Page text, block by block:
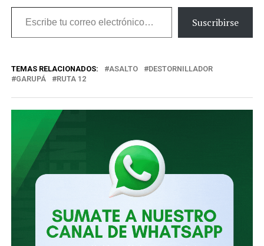
Escribe
tu
electrónico…
Suscribirse
TEMAS RELACIONADOS: ASALTO
DESTORNILLADOR
GARUPÁ
RUTA 12